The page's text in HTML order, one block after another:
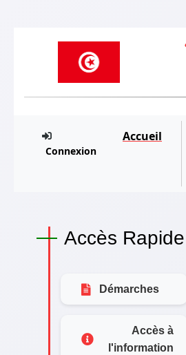
Connexion
Accueil
Accès Rapide
Démarches
Accès à
l'information